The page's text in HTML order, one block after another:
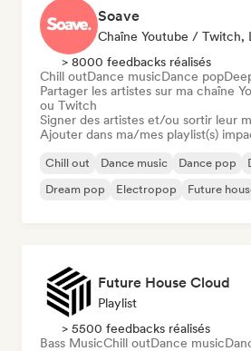
Soave
Chaîne Youtube / Twitch,
> 8000 feedbacks réalisés
Chill outDance musicDance pop
Partager les artistes sur ma chaîne
ou Twitch
Signer des artistes et/ou sortir leur
Ajouter dans ma/mes playlist(s)
Chill out Dance music Dance pop
Dream pop
Electropop Future
Future House Cloud
Playlist
> 5500 feedbacks réalisés
Bass MusicChill outDance music